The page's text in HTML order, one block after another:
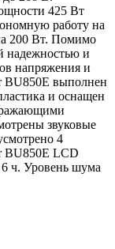
425 Вт
работу на
200 Вт. Помимо
надежностью и
напряжения и
выполнен
и оснащен
звуковые
4
BU850E LCD
6 ч. Уровень шума